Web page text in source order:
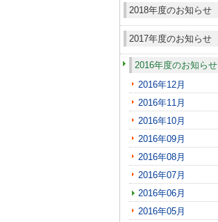
2018年度のお知らせ
2017年度のお知らせ
2016年度のお知らせ
2016年12月
2016年11月
2016年10月
2016年09月
2016年08月
2016年07月
2016年06月
2016年05月